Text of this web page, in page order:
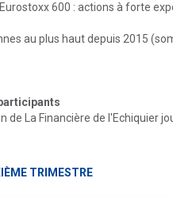
600 : actions à forte
au plus haut depuis 2015
de La Financière de l'Echiquier
TRIMESTRE